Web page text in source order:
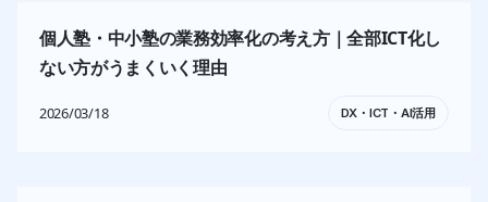
個人塾・中小塾の業務効率化の考え方｜全部ICT化し
ない方がうまくいく理由
2026/03/18 DX・ICT・AI活用